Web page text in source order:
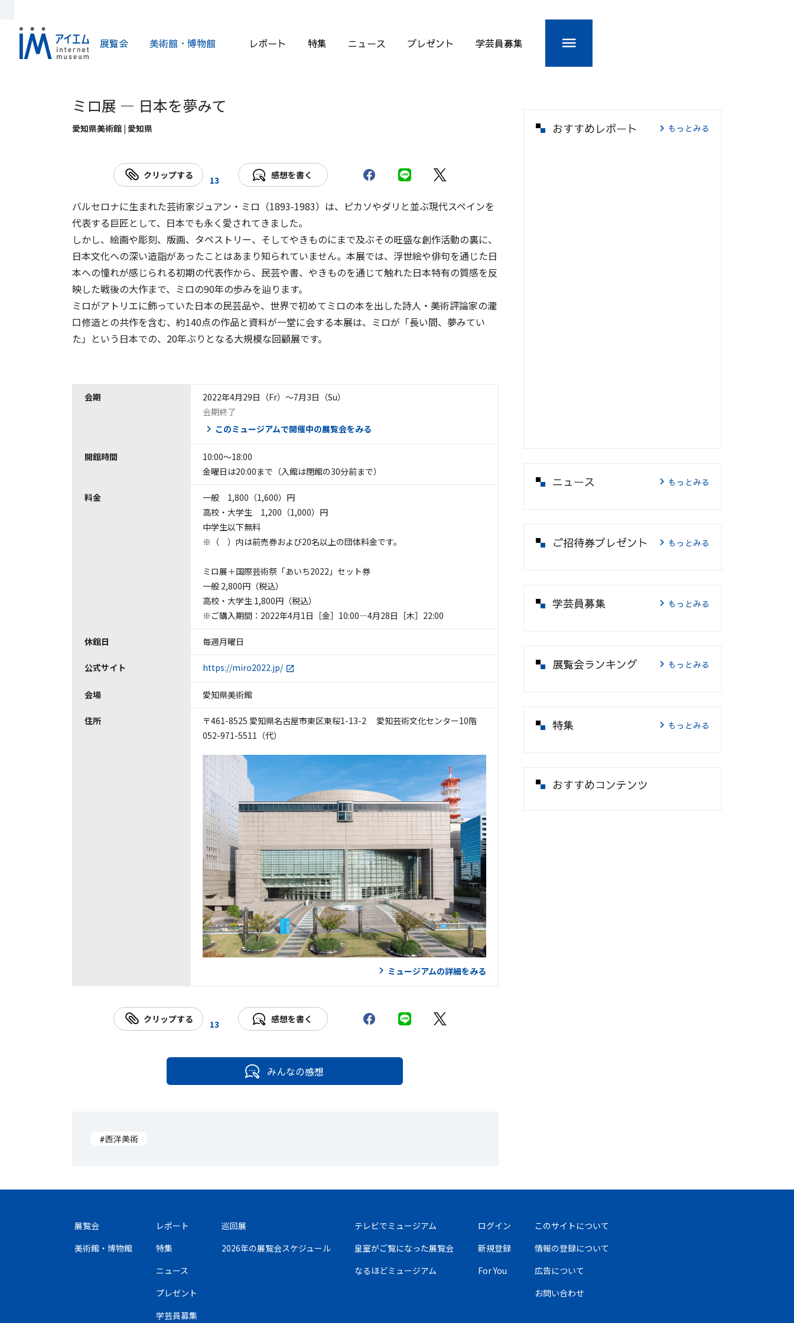
展覧会 美術館・博物館 レポート 特集 ニュース プレゼント 学芸員募集
ミロ展 ― 日本を夢みて
愛知県美術館 | 愛知県
クリップする 13 感想を書く
バルセロナに生まれた芸術家ジュアン・ミロ（1893-1983）は、ピカソやダリと並ぶ現代スペインを
代表する巨匠として、日本でも永く愛されてきました。
しかし、絵画や彫刻、版画、タペストリー、そしてやきものにまで及ぶその旺盛な創作活動の裏に、
日本文化への深い造詣があったことはあまり知られていません。本展では、浮世絵や俳句を通じた日
本への憧れが感じられる初期の代表作から、民芸や書、やきものを通じて触れた日本特有の質感を反
映した戦後の大作まで、ミロの90年の歩みを辿ります。
ミロがアトリエに飾っていた日本の民芸品や、世界で初めてミロの本を出した詩人・美術評論家の瀧
口修造との共作を含む、約140点の作品と資料が一堂に会する本展は、ミロが「長い間、夢みてい
た」という日本での、20年ぶりとなる大規模な回顧展です。
会期
2022年4月29日（Fr）〜7月3日（Su）
会期終了
このミュージアムで開催中の展覧会をみる
開館時間
10:00〜18:00
金曜日は20:00まで（入館は閉館の30分前まで）
料金
一般 1,800（1,600）円
高校・大学生 1,200（1,000）円
中学生以下無料
※（ ）内は前売券および20名以上の団体料金です。
ミロ展＋国際芸術祭「あいち2022」セット券
一般 2,800円（税込）
高校・大学生 1,800円（税込）
※ご購入期間：2022年4月1日［金］10:00―4月28日［木］22:00
休館日 毎週月曜日
公式サイト https://miro2022.jp/
会場 愛知県美術館
住所
〒461-8525 愛知県名古屋市東区東桜1-13-2 愛知芸術文化センター10階
052-971-5511（代）
ミュージアムの詳細をみる
クリップする 13 感想を書く
みんなの感想
#西洋美術
おすすめレポート もっとみる
ニュース もっとみる
ご招待券プレゼント もっとみる
学芸員募集 もっとみる
展覧会ランキング もっとみる
特集 もっとみる
おすすめコンテンツ
展覧会
美術館・博物館
レポート
特集
ニュース
プレゼント
学芸員募集
巡回展
2026年の展覧会スケジュール
テレビでミュージアム
皇室がご覧になった展覧会
なるほどミュージアム
ログイン
新規登録
For You
このサイトについて
情報の登録について
広告について
お問い合わせ